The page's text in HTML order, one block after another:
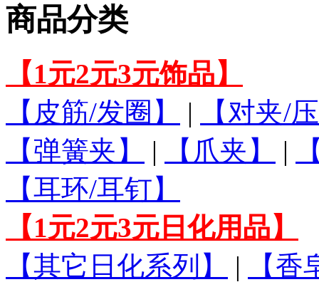
商品分类
【1元2元3元饰品】
【皮筋/发圈】
|
【对夹/
【弹簧夹】
| 【爪夹】 |
【耳环/耳钉】
【1元2元3元日化用品】
【其它日化系列】
|
【